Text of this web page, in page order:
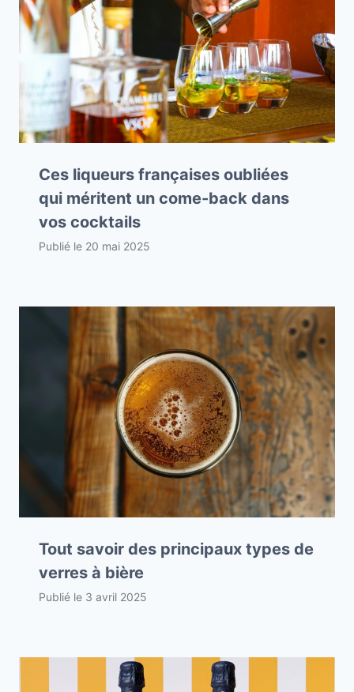
Ces liqueurs françaises oubliées
qui méritent un come-back dans
vos cocktails
Publié le 20 mai 2025
Tout savoir des principaux types de
verres à bière
Publié le 3 avril 2025